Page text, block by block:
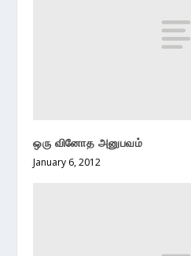
ஒரு வினோத அனுபவம்
January 6, 2012